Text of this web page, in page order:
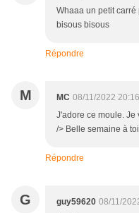
Whaaa un petit
bisous bisous
Répondre
M MC 08/11/2022 20:16
J'adore ce moule. Je
/> Belle semaine à
Répondre
G guy59620 08/11/